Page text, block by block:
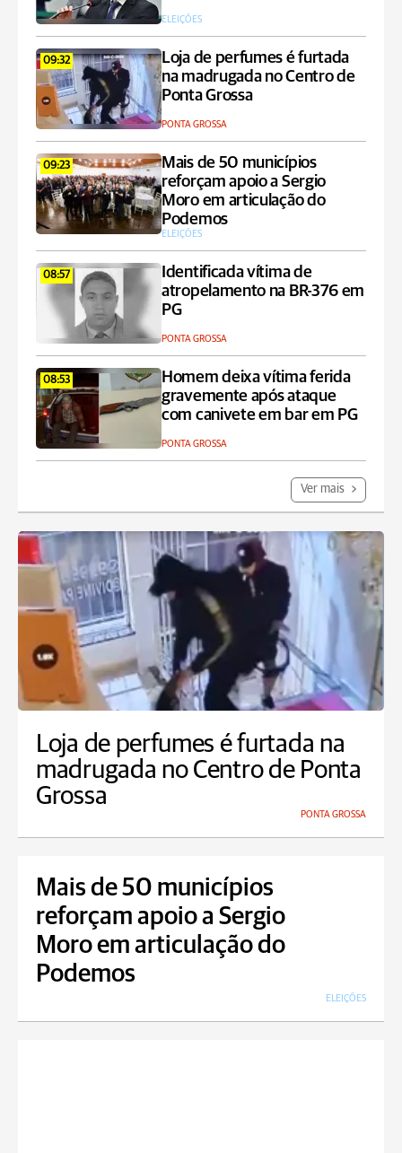
ELEIÇÕES
09:32
Loja de perfumes é furtada
na madrugada no Centro de
Ponta Grossa
PONTA GROSSA
09:23
Mais de 50 municípios
reforçam apoio a Sergio
Moro em articulação do
Podemos
ELEIÇÕES
08:57
Identificada vítima de
atropelamento na BR-376 em
PG
PONTA GROSSA
08:53
Homem deixa vítima ferida
gravemente após ataque
com canivete em bar em PG
PONTA GROSSA
Ver mais
Loja de perfumes é furtada na
madrugada no Centro de Ponta
Grossa
PONTA GROSSA
Mais de 50 municípios
reforçam apoio a Sergio
Moro em articulação do
Podemos
ELEIÇÕES